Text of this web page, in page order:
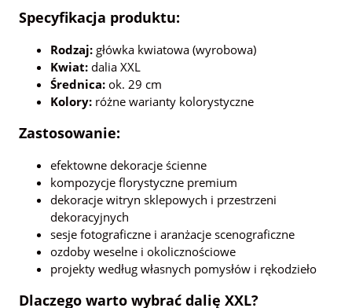
Specyfikacja produktu:
Rodzaj: główka kwiatowa (wyrobowa)
Kwiat: dalia XXL
Średnica: ok. 29 cm
Kolory: różne warianty kolorystyczne
Zastosowanie:
efektowne dekoracje ścienne
kompozycje florystyczne premium
dekoracje witryn sklepowych i przestrzeni
dekoracyjnych
sesje fotograficzne i aranżacje scenograficzne
ozdoby weselne i okolicznościowe
projekty według własnych pomysłów i rękodzieło
Dlaczego warto wybrać dalię XXL?